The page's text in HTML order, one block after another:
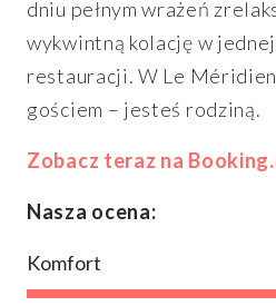
dniu pełnym wrażeń
wykwintną kolację w
restauracji. W Le
gościem – jesteś rodziną.
Zobacz teraz na
Nasza ocena:
Komfort